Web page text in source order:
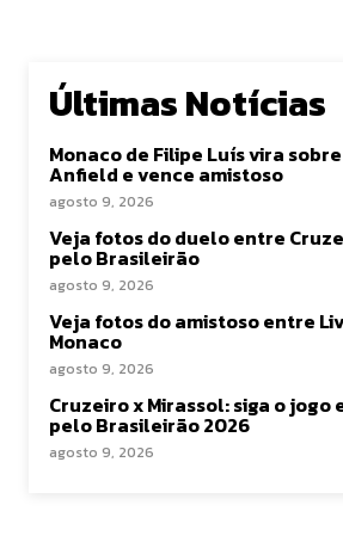
Últimas Notícias
Monaco de Filipe Luís vira
Anfield e vence amistoso
agosto 9, 2026
Veja fotos do duelo entre
pelo Brasileirão
agosto 9, 2026
Veja fotos do amistoso entre
Monaco
agosto 9, 2026
Cruzeiro x Mirassol: siga o jogo
pelo Brasileirão 2026
agosto 9, 2026